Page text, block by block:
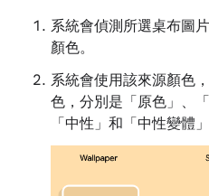
系統會偵測所選桌布圖
顏色。
系統會使用該來源顏色
色，分別是「原色」 、
「中性」 和「中性變體」